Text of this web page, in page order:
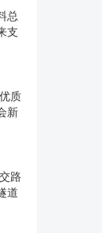
总
支
质
新
路
道